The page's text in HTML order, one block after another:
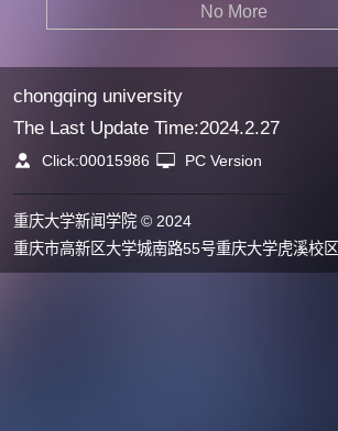
No More
chongqing university
The Last Update Time:2024.2.27
Click:00015986 PC Version
重庆大学新闻学院 © 2024
重庆市高新区大学城南路55号重庆大学虎溪校区